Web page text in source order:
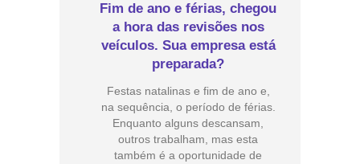
Fim de ano e férias, chegou
a hora das revisões nos
veículos. Sua empresa está
preparada?
Festas natalinas e fim de ano e,
na sequência, o período de férias.
Enquanto alguns descansam,
outros trabalham, mas esta
também é a oportunidade de